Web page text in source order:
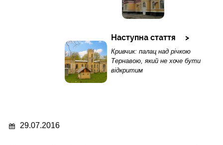
Наступна стаття
Кривчик: палац над річкою
Тернавою, який не хоче бути
відкритим
29.07.2016